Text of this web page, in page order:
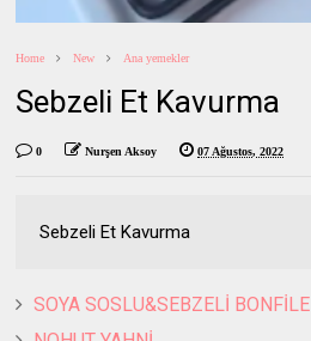
Home New Ana yemekler
Sebzeli Et Kavurma
0 Nurşen Aksoy 07 Ağustos, 2022
Sebzeli Et Kavurma
SOYA SOSLU&SEBZELİ BONFİLE